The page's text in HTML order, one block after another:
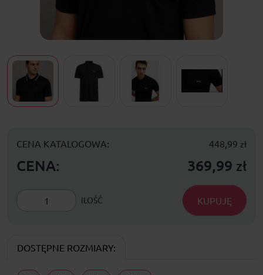
CENA KATALOGOWA: 448,99 zł
CENA: 369,99 zł
ILOŚĆ KUPUJĘ
DOSTĘPNE ROZMIARY: